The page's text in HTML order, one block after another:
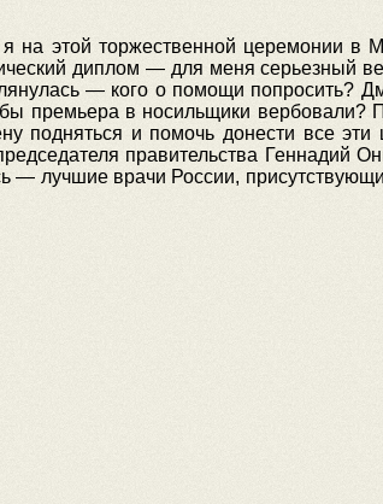
я на этой торжественной церемонии
диплом — для меня серьезный
— кого о помощи попросить?
премьера в носильщики вербовали?
и помочь донести все эти
правительства Геннадий
лучшие врачи России,